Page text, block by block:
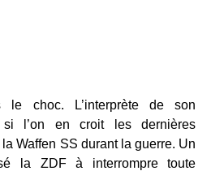
le choc. L’interprète de son
si l’on en croit les dernières
Waffen SS durant la guerre. Un
la ZDF à interrompre toute